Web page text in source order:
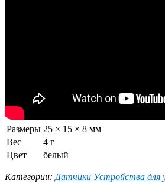
Размеры 25 × 15 × 8 мм
Вес
4 г
Цвет
белый
Категории: Датчики Устройства для